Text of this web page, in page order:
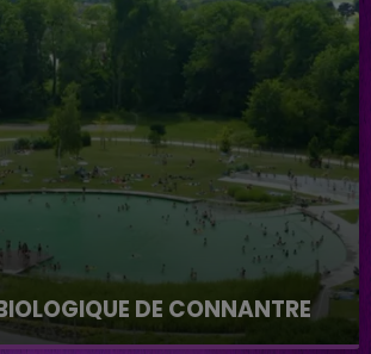
DE CONNANTRE
de Connantre